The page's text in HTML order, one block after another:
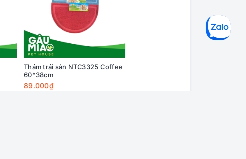
Thảm trải sàn NTC3325 Coffee
60*38cm
89.000₫